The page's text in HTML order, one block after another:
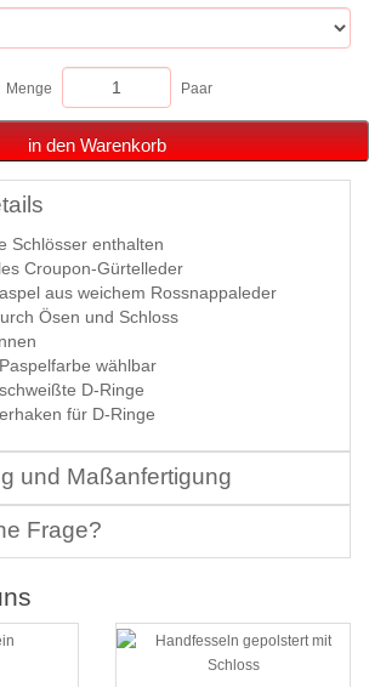
Menge Paar
in den Warenkorb
Schlösser enthalten
Croupon-Gürtelleder
aus weichem Rossnappaleder
Ösen und Schloss
wählbar
D-Ringe
für D-Ringe
und Maßanfertigung
Frage?